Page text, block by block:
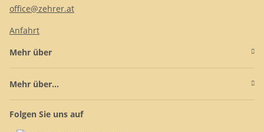
office@zehrer.at
Anfahrt
Mehr über
Mehr über...
Folgen Sie uns auf